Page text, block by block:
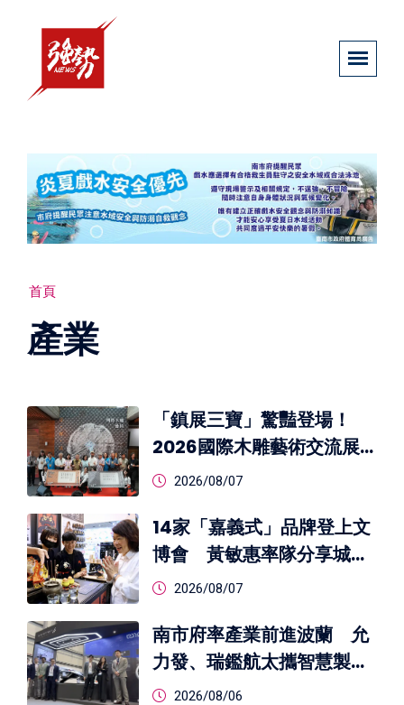
首頁
產業
「鎮展三寶」驚豔登場！
2026國際木雕藝術交流展
開展 跨國藝術對話激盪木
2026/08/07
14家「嘉義式」品牌登上文
博會 黃敏惠率隊分享城市
創意力
2026/08/07
南市府率產業前進波蘭 允
力發、瑞鑑航太攜智慧製造
與無人機技術搶攻歐洲商機
2026/08/06